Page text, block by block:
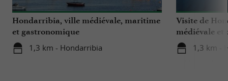
Hondarribia, ville médiévale, maritime
et gastronomique
1,3 km - Hondarribia
Visite de
médiévale et
charme !
1,3 km -